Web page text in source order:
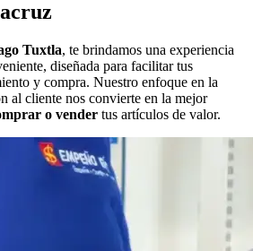
Tuxtla, te brindamos una experiencia
diseñada para facilitar tus
y compra. Nuestro enfoque en la
al cliente nos convierte en la mejor
o vender tus artículos de valor.